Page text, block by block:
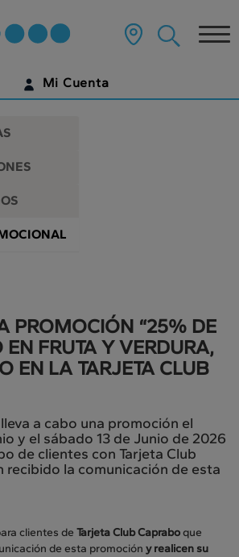
Mi Cuenta
UNA CUENTA DIGITAL?
PROMOCIÓN “25% DE
EN FRUTA Y VERDURA,
EN LA TARJETA CLUB
a cabo una promoción el
y el sábado 13 de Junio de 2026
de clientes con Tarjeta Club
recibido la comunicación de esta
clientes de Tarjeta Club Capraboque
de esta promoción y realicen su